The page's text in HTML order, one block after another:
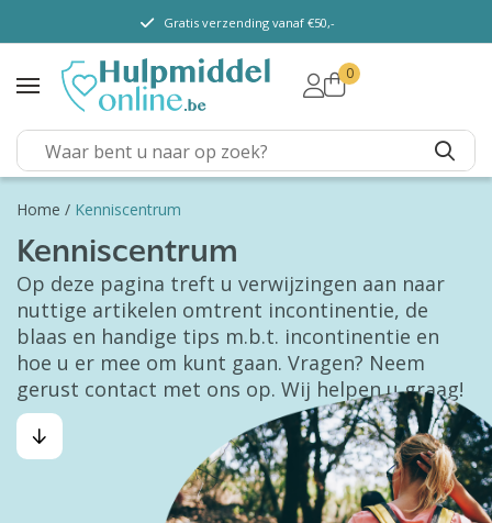
TENA Lady
TENA Men
TENA Pants (m/ v)
TENA Slip
TENA overig
Depend
Dieetvoeding
Kenniscentrum
Abonnement
Gratis verzending vanaf €50,-
0
Home / Kenniscentrum
Kenniscentrum
Op deze pagina treft u verwijzingen aan naar
nuttige artikelen omtrent incontinentie, de
blaas en handige tips m.b.t. incontinentie en
hoe u er mee om kunt gaan. Vragen? Neem
gerust contact met ons op. Wij helpen u graag!